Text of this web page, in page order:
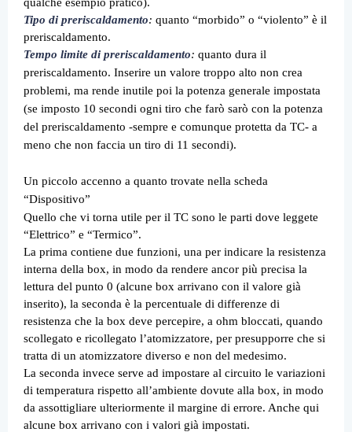
Tipo di preriscaldamento: quanto “morbido” o “violento” è il
preriscaldamento.
Tempo limite di preriscaldamento: quanto dura il
preriscaldamento. Inserire un valore troppo alto non crea
problemi, ma rende inutile poi la potenza generale impostata
(se imposto 10 secondi ogni tiro che farò sarò con la potenza
del preriscaldamento -sempre e comunque protetta da TC- a
meno che non faccia un tiro di 11 secondi).
Un piccolo accenno a quanto trovate nella scheda
“Dispositivo”
Quello che vi torna utile per il TC sono le parti dove leggete
“Elettrico” e “Termico”.
La prima contiene due funzioni, una per indicare la resistenza
interna della box, in modo da rendere ancor più precisa la
lettura del punto 0 (alcune box arrivano con il valore già
inserito), la seconda è la percentuale di differenze di
resistenza che la box deve percepire, a ohm bloccati, quando
scollegato e ricollegato l’atomizzatore, per presupporre che si
tratta di un atomizzatore diverso e non del medesimo.
La seconda invece serve ad impostare al circuito le variazioni
di temperatura rispetto all’ambiente dovute alla box, in modo
da assottigliare ulteriormente il margine di errore. Anche qui
alcune box arrivano con i valori già impostati.